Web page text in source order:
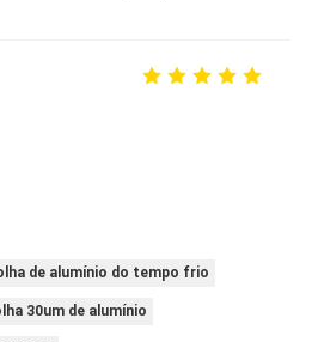
de alumínio do tempo frio
30um de alumínio